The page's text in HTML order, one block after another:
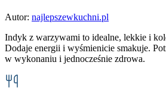
Autor: najlepszewkuchni.pl
Indyk z warzywami to idealne, lekkie i
Dodaje energii i wyśmienicie smakuje.
w wykonaniu i jednocześnie zdrowa.